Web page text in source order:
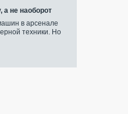
а не наоборот
в арсенале
техники. Но